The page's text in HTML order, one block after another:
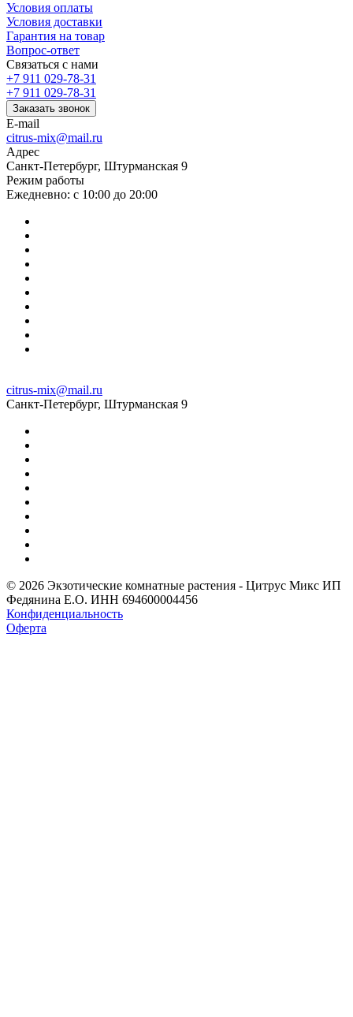
Условия оплаты
Условия доставки
Гарантия на товар
Вопрос-ответ
Связаться с нами
+7 911 029-78-31
+7 911 029-78-31
Заказать звонок
E-mail
citrus-mix@mail.ru
Адрес
Санкт-Петербург, Штурманская 9
Режим работы
Ежедневно: с 10:00 до 20:00
citrus-mix@mail.ru
Санкт-Петербург, Штурманская 9
© 2026 Экзотические комнатные растения - Цитрус Микс ИП
Федянина Е.О. ИНН 694600004456
Конфиденциальность
Оферта